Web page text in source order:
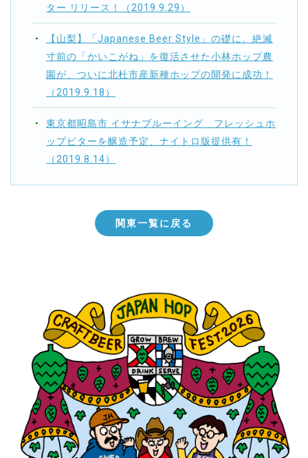
ター リリース！（2019.9.29）
【山梨】「Japanese Beer Style」の礎に。絶滅
寸前の「かいこがね」を復活させた小林ホップ農
園が、ついに北杜市産新種ホップの開発に成功！
（2019.9.18）
東京都昭島市 イサナブルーイング フレッシュホ
ップビターを醸造予定、ナイトロ版提供有！
（2019.8.14）
関東一覧に戻る